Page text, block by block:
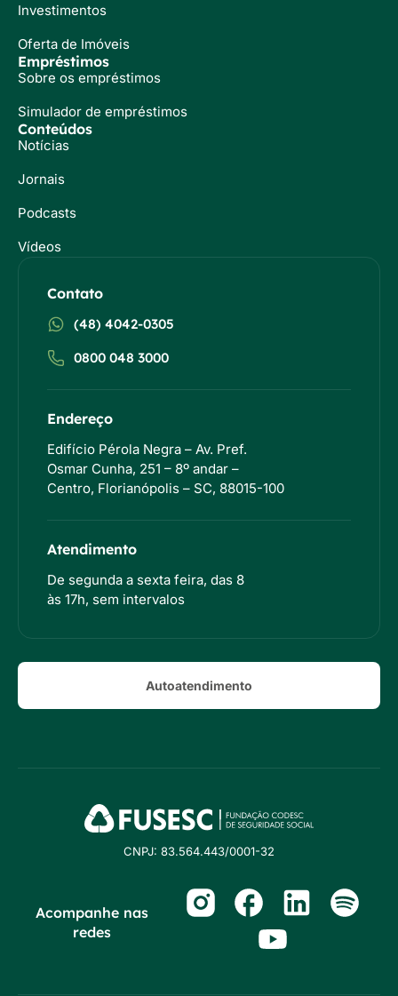
Investimentos
Oferta de Imóveis
Empréstimos
Sobre os empréstimos
Simulador de empréstimos
Conteúdos
Notícias
Jornais
Podcasts
Vídeos
Contato
(48) 4042-0305
0800 048 3000
Endereço
Edifício Pérola Negra – Av. Pref.
Osmar Cunha, 251 – 8º andar –
Centro, Florianópolis – SC, 88015-100
Atendimento
De segunda a sexta feira, das 8
às 17h, sem intervalos
Autoatendimento
CNPJ: 83.564.443/0001-32
Acompanhe nas
redes